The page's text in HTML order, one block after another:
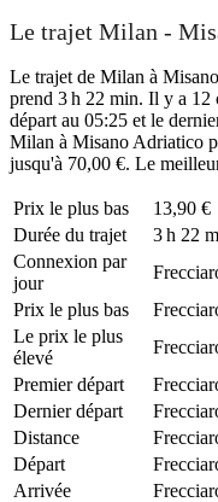
Le trajet Milan -
Le trajet de Milan à
prend 3 h 22 min. Il y a 12
départ au 05:25 et le
Milan à Misano Adriatico
jusqu'à 70,00 €. Le
Prix ​​le plus bas
13,90 €
Durée du trajet
3 h 22
Connexion par
jour
Prix ​​le plus bas
Le prix le plus
élevé
Premier départ
Dernier départ
Distance
Départ
Arrivée